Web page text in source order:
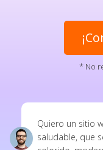
* No
Quiero un sitio
saludable, que